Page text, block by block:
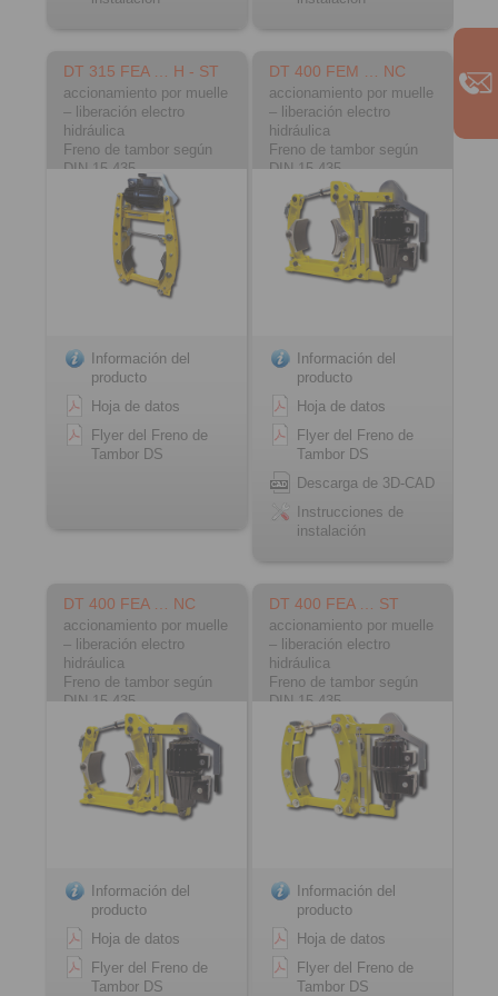
DT 315 FEA … H - ST
accionamiento por muelle
– liberación electro
hidráulica
Freno de tambor según
DIN 15 435
Material: acero
Información del
producto
Hoja de datos
Flyer del Freno de
Tambor DS
DT 400 FEM … NC
accionamiento por muelle
– liberación electro
hidráulica
Freno de tambor según
DIN 15 435
Material: fundición
Información del
producto
Hoja de datos
Flyer del Freno de
Tambor DS
Descarga de 3D-CAD
Instrucciones de
instalación
DT 400 FEA … NC
accionamiento por muelle
– liberación electro
hidráulica
Freno de tambor según
DIN 15 435
Material: fundición
Información del
producto
Hoja de datos
Flyer del Freno de
Tambor DS
DT 400 FEA … ST
accionamiento por muelle
– liberación electro
hidráulica
Freno de tambor según
DIN 15 435
Material: acero
Información del
producto
Hoja de datos
Flyer del Freno de
Tambor DS